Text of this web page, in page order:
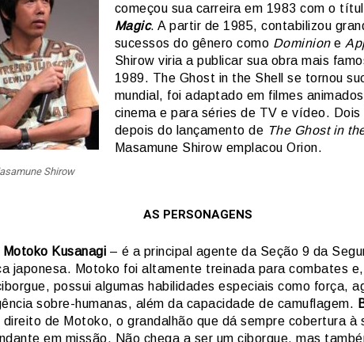
Shirow
começou sua carreira em 1983 com o
Magic. A partir de 1985, contabilizou
sucessos do gênero como Dominione
Shirow viria a publicar sua obra mais
1989. The Ghost in the Shell se tornou
mundial, foi adaptado em filmes
cinema e para séries de TV e vídeo. Dois
depois do lançamento de The Ghost in
Masamune Shirow emplacou Orion.
AS PERSONAGENS
Motoko Kusanagi – é a principal agente da Seção 9 da
japonesa. Motoko foi altamente treinada para combates
possui algumas habilidades especiais como força,
sobre-humanas, além da capacidade de camuflagem.
direito de Motoko, o grandalhão que dá sempre cobertura à
em missão. Não chega a ser um ciborgue, mas